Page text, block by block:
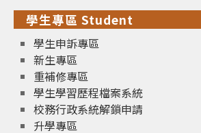
學生專區 Student
學生申訴專區
新生專區
重補修專區
學生學習歷程檔案系統
校務行政系統解鎖申請
升學專區